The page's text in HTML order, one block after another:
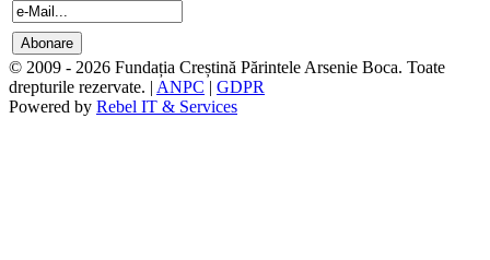
© 2009 - 2026 Fundația Creștină Părintele Arsenie Boca. Toate
drepturile rezervate. | ANPC | GDPR
Powered by Rebel IT & Services